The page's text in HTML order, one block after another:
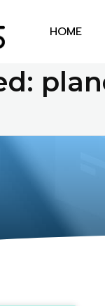
HOME
empres...